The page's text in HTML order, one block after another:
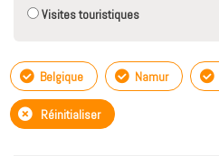
Visites touristiques
Belgique Namur
Réinitialiser